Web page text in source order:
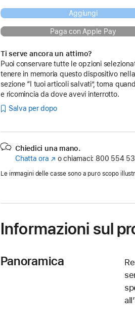
Aggiungi
Paga con Apple Pay
Ti serve ancora un attimo?
Puoi conservare tutte le opzioni
tenere in memoria questo dispositivo nella
sezione “I tuoi articoli salvati”, torna
e ricomincia da dove avevi interrotto.
Salva per dopo
Chiedici una mano.
Chatta ora (Si o chiamaci: 800 554
Le immagini delle casse sono a puro scopo
Informazioni sul
Panoramica